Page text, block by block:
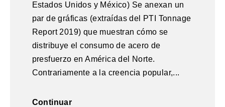
Estados Unidos y México) Se anexan un
par de gráficas (extraídas del PTI Tonnage
Report 2019) que muestran cómo se
distribuye el consumo de acero de
presfuerzo en América del Norte.
Contrariamente a la creencia popular,...
Continuar